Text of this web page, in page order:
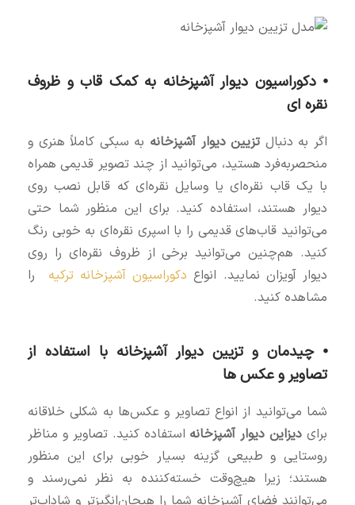
⦁ دکوراسیون دیوار آشپزخانه به‌ کمک قاب و ظروف
نقره ای
اگر به دنبال تزیین دیوار آشپزخانه به سبکی کاملاً هنری و
منحصربه‌فرد هستید، می‌توانید از چند تصویر قدیمی همراه
با یک قاب نقره‌ای یا وسایل نقره‌ای که قابل نصب روی
دیوار هستند، استفاده کنید. برای این منظور شما حتی
می‌توانید قاب‌های قدیمی را با اسپری نقره‌ای به خوبی رنگ
کنید. هم‌چنین می‌توانید برخی از ظروف نقره‌ای را روی
دیوار آویزان نمایید. انواع دکوراسیون آشپزخانه ترکیه را
مشاهده کنید.
⦁ چیدمان و تزیین دیوار آشپزخانه با استفاده از
تصاویر و عکس‌ ها
شما می‌توانید از انواع تصاویر و عکس‌ها به شکلی خلاقانه
برای دیزاین دیوار آشپزخانه استفاده کنید. تصاویر و مناظر
روستایی و طبیعی گزینه بسیار خوبی برای این منظور
هستند؛ زیرا هیچ‌وقت خسته‌کننده به نظر نمی‌رسند و
می‌توانند فضای آشپزخانه شما را هیجان‌انگیزتر و شاداب‌تر